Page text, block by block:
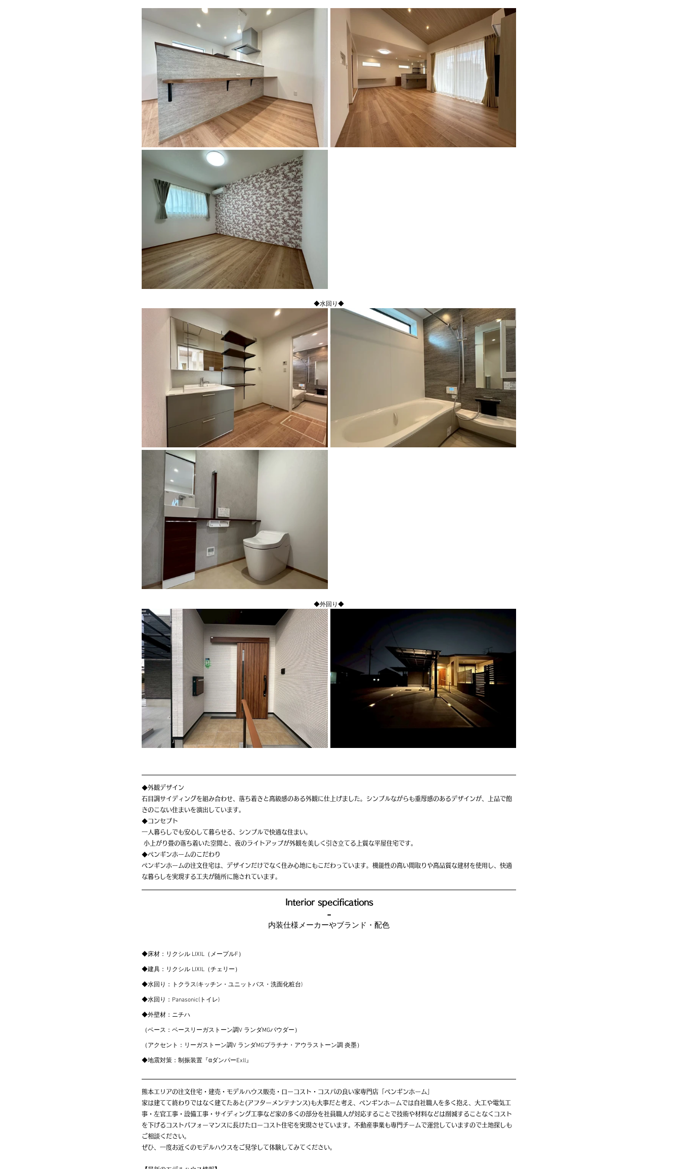
◆水回り◆
◆外回り◆
◆外観デザイン
石目調サイディングを組み合わせ、落ち着きと高級感のある外観に仕上げました。シンプルながらも重厚感のあるデザインが、上品で飽
きのこない住まいを演出しています。
◆コンセプト
一人暮らしでも安心して暮らせる、シンプルで快適な住まい。
小上がり畳の落ち着いた空間と、夜のライトアップが外観を美しく引き立てる上質な平屋住宅です。
◆ペンギンホームのこだわり
ペンギンホームの注文住宅は、デザインだけでなく住み心地にもこだわっています。機能性の高い間取りや高品質な建材を使用し、快適
な暮らしを実現する工夫が随所に施されています。
Interior specifications
-
内装仕様メーカーやブランド・配色
◆床材：リクシル LIXIL（ メープルF ）
◆建具：リクシル LIXIL（チェリー ）
◆水回り：トクラス(キッチン・ユニットバス・洗面化粧台)
◆水回り：Panasonic(トイレ)
◆外壁材：ニチハ
（ベース： ベースリーガストーン調V ランダMGパウダー）
（アクセント： リーガストーン調V ランダMGプラチナ・アウラストーン調 炎墨）
◆地震対策：制振装置『αダンパーExll』
熊本エリアの注文住宅・建売・モデルハウス販売・ローコスト・コスパの良い家専門店「ペンギンホーム」
家は建てて終わりではなく建てたあと(アフターメンテナンス)も大事だと考え、ペンギンホームでは自社職人を多く抱え、大工や電気工
事・左官工事・設備工事・サイディング工事など家の多くの部分を社員職人が対応することで技術や材料などは削減することなくコスト
を下げるコストパフォーマンスに長けたローコスト住宅を実現させています。不動産事業も専門チームで運営していますので土地探しも
ご相談ください。
ぜひ、一度お近くのモデルハウスをご見学して体験してみてください。